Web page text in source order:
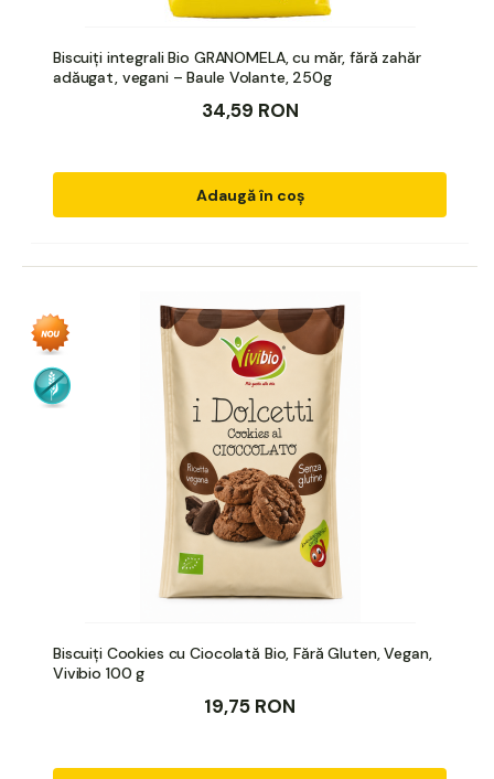
Biscuiți integrali Bio GRANOMELA, cu măr, fără zahăr
adăugat, vegani – Baule Volante, 250g
34,59 RON
Adaugă în coș
Biscuiți Cookies cu Ciocolată Bio, Fără Gluten, Vegan,
Vivibio 100 g
19,75 RON